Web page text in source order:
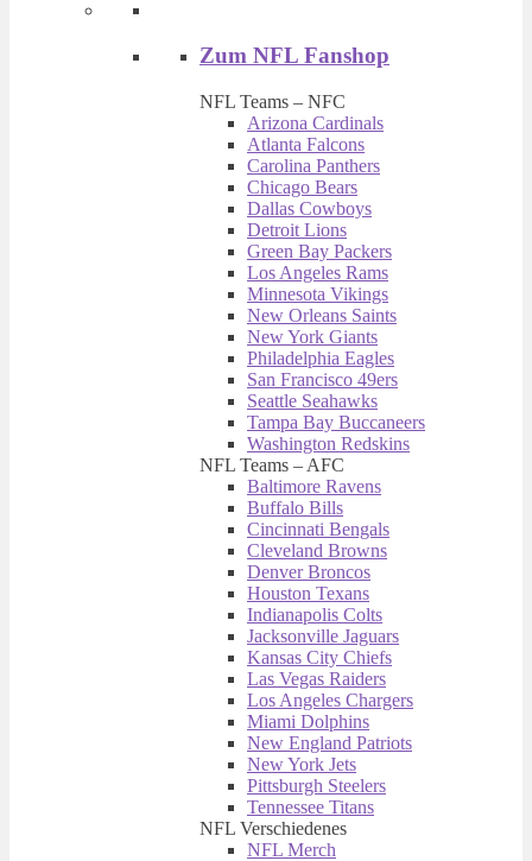
Zum NFL Fanshop
NFL Teams – NFC
Arizona Cardinals
Atlanta Falcons
Carolina Panthers
Chicago Bears
Dallas Cowboys
Detroit Lions
Green Bay Packers
Los Angeles Rams
Minnesota Vikings
New Orleans Saints
New York Giants
Philadelphia Eagles
San Francisco 49ers
Seattle Seahawks
Tampa Bay Buccaneers
Washington Redskins
NFL Teams – AFC
Baltimore Ravens
Buffalo Bills
Cincinnati Bengals
Cleveland Browns
Denver Broncos
Houston Texans
Indianapolis Colts
Jacksonville Jaguars
Kansas City Chiefs
Las Vegas Raiders
Los Angeles Chargers
Miami Dolphins
New England Patriots
New York Jets
Pittsburgh Steelers
Tennessee Titans
NFL Verschiedenes
NFL Merch